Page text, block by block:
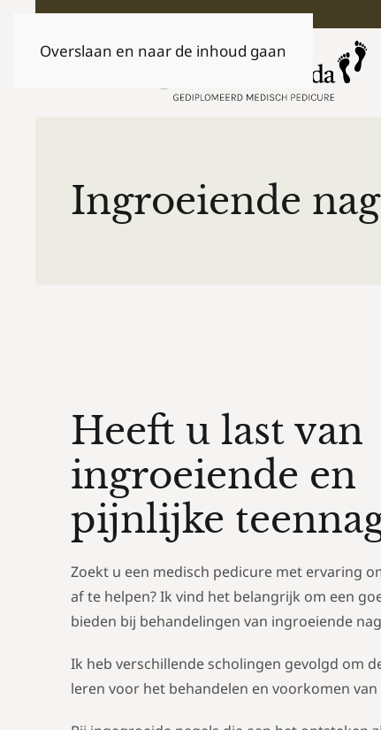
Overslaan en naar de inhoud gaan
Ingroeiende
Heeft u last van
ingroeiende en
pijnlijke
Zoekt u een medisch pedicure met ervaring
af te helpen? Ik vind het belangrijk om een
bieden bij behandelingen van ingroeiende
Ik heb verschillende scholingen gevolgd om
leren voor het behandelen en voorkomen